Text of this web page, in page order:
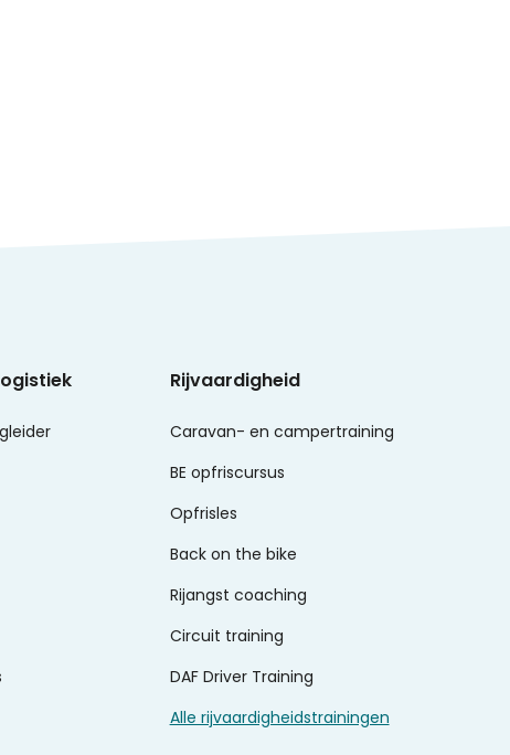
Rijvaardigheid
Caravan- en campertraining
BE opfriscursus
Opfrisles
Back on the bike
Rijangst coaching
Circuit training
DAF Driver Training
Alle rijvaardigheidstrainingen